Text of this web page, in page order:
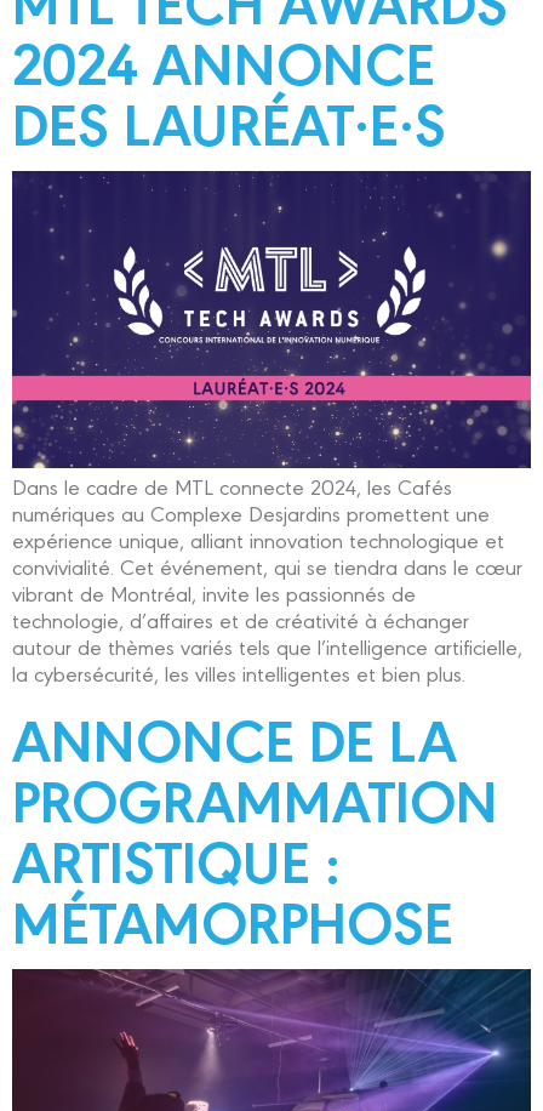
2024 ANNONCE
DES LAURÉAT·E·S
Dans le cadre de MTL connecte 2024, les Cafés
numériques au Complexe Desjardins promettent une
expérience unique, alliant innovation technologique et
convivialité. Cet événement, qui se tiendra dans le cœur
vibrant de Montréal, invite les passionnés de
technologie, d’affaires et de créativité à échanger
autour de thèmes variés tels que l’intelligence artificielle,
la cybersécurité, les villes intelligentes et bien plus.
ANNONCE DE LA
PROGRAMMATION
ARTISTIQUE :
MÉTAMORPHOSE